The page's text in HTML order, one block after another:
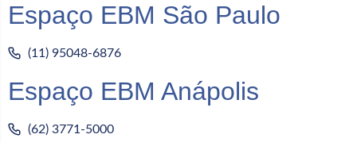
Espaço EBM São Paulo
(11) 95048-6876
Espaço EBM Anápolis
(62) 3771-5000